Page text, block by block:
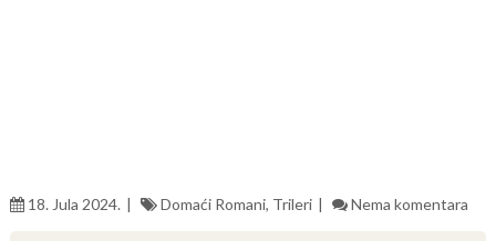
18. Jula 2024. Domaći Romani, Trileri Nema komentara